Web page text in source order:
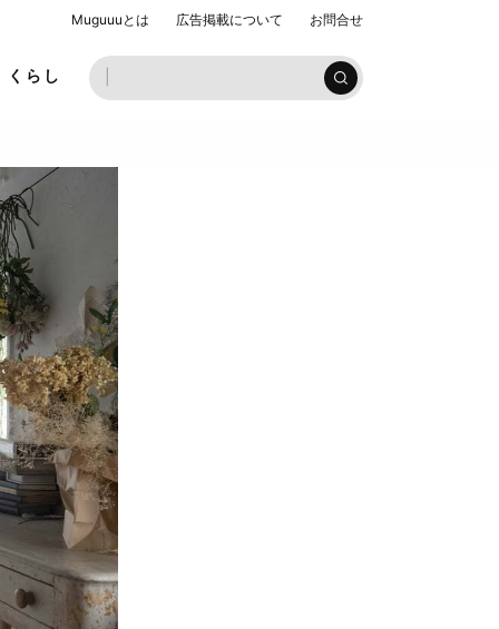
Muguuuとは 広告掲載について お問合せ
くらし